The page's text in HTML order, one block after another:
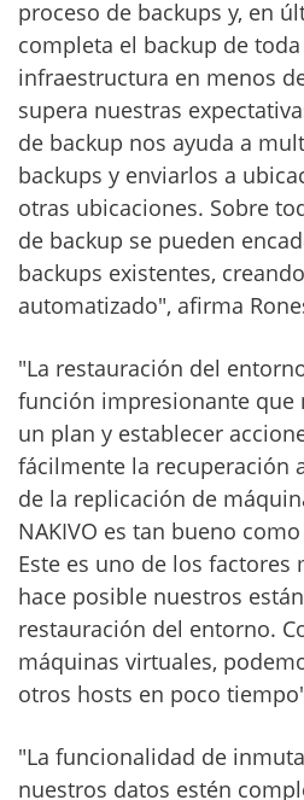
proceso de backups y, en
completa el backup de
infraestructura en menos
supera nuestras
de backup nos ayuda a
backups y enviarlos a
otras ubicaciones. Sobre
de backup se pueden
backups existentes,
automatizado", afirma
"La restauración del
función impresionante que
un plan y establecer
fácilmente la recuperación
de la replicación de
NAKIVO es tan bueno
Este es uno de los
hace posible nuestros
restauración del entorno.
máquinas virtuales,
otros hosts en poco
"La funcionalidad de
nuestros datos estén